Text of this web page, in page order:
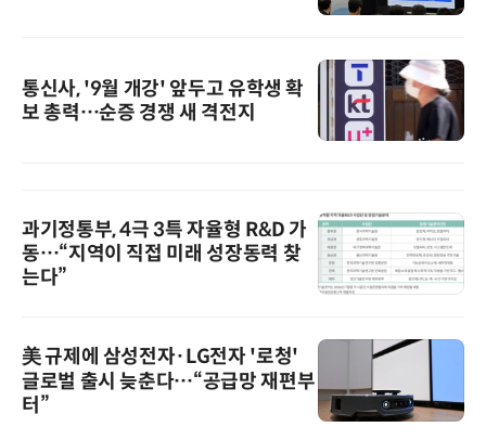
통신사, '9월 개강' 앞두고 유학생 확
보 총력…순증 경쟁 새 격전지
과기정통부, 4극 3특 자율형 R&D 가
동…“지역이 직접 미래 성장동력 찾
는다”
美 규제에 삼성전자·LG전자 '로청'
글로벌 출시 늦춘다…“공급망 재편부
터”